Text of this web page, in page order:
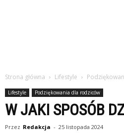
Strona główna Lifestyle
Lifestyle Podziękowania dla rodziców
W JAKI SPOSÓB
Przez Redakcja - 25 listopada 2024